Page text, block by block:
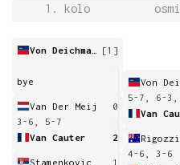
1. kolo
[1]
bye
Van Der Meij
0
3-6, 5-7
Van Cauter
2
Stamenkovic
1
5-7, 6-3,
Van
Rigozzi
4-6, 3-6